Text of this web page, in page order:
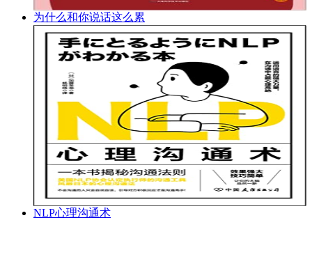
为什么和你说话这么累
NLP心理沟通术